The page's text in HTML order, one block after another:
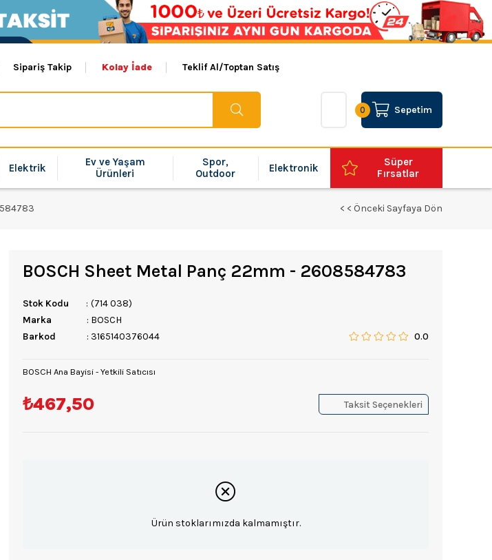
Sipariş Takip Kolay İade Teklif Al/Toptan Satış
Sepetim
0
Elektrik
Ev ve Yaşam
Ürünleri
Spor,
Outdoor
Elektronik
Süper
Fırsatlar
< < Önceki Sayfaya Dön
BOSCH Sheet Metal Panç 22mm - 2608584783
Stok Kodu
(714 038)
Marka
: BOSCH
Barkod
: 3165140376044 0.0
BOSCH Ana Bayisi - Yetkili Satıcısı
₺467,50 Taksit Seçenekleri
Ürün stoklarımızda kalmamıştır.